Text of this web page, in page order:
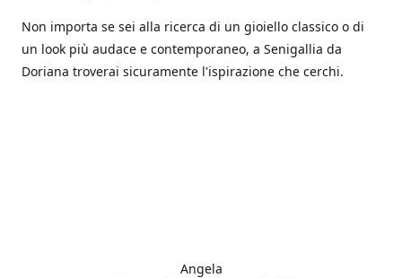
Non importa se sei alla ricerca di un gioiello classico o di
un look più audace e contemporaneo, a Senigallia da
Doriana troverai sicuramente l'ispirazione che cerchi.
Angela